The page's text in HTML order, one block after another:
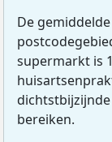
De
supermarkt is
bereiken.